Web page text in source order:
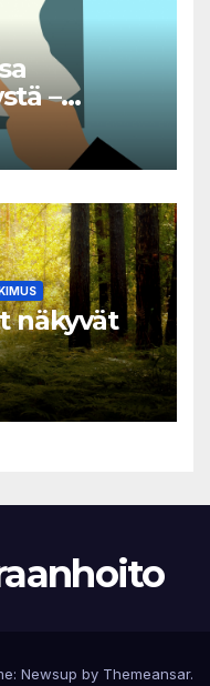
–
näkyvät
Newsup by Themeansar.